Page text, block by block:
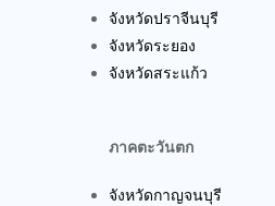
จังหวัดปราจีนบุรี
จังหวัดระยอง
จังหวัดสระแก้ว
ภาคตะวันตก
จังหวัดกาญจนบุรี